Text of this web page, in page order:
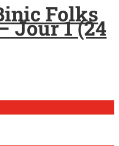
Folks
Jour 1 (24